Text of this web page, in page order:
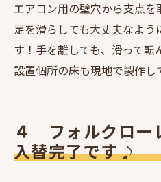
エアコン用の壁穴から支点
足を滑らしても大丈夫なよ
す！手を離しても、滑って転
設置個所の床も現地で製作し
４ フォルクロー
入替完了です♪